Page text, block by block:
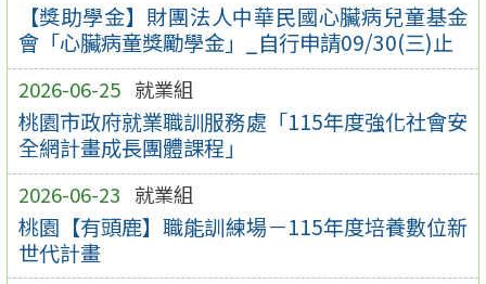
【獎助學金】財團法人中華民國心臟病兒童基金
會「心臟病童獎勵學金」_自行申請09/30(三)止
2026-06-25 就業組
桃園市政府就業職訓服務處「115年度強化社會安
全網計畫成長團體課程」
2026-06-23 就業組
桃園【有頭鹿】職能訓練場－115年度培養數位新
世代計畫